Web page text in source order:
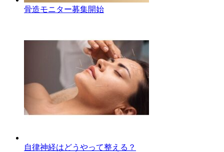
骨造モニター募集開始
自律神経はどうやって整える？